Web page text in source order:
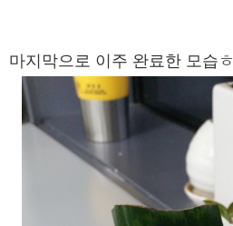
마지막으로 이주 완료한 모습ㅎ